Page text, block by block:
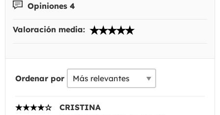
Opiniones 4
Valoración media:
Ordenar por
CRISTINA